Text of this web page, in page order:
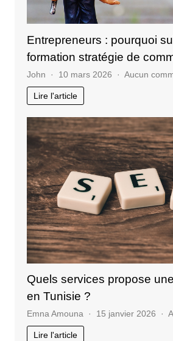
Entrepreneurs : pourquoi
formation stratégie de
John 10 mars 2026 Aucun
Lire l'article
Quels services propose
en Tunisie ?
Emna Amouna 15 janvier 2026
Lire l'article